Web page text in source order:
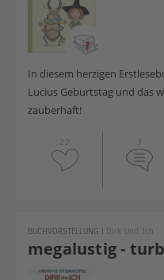
In diesem herzigen
Lucius Geburtstag und das
zauberhaft!
22 3
megalustig -
BUCHVORSTELLUNG | Dirk Und Ich